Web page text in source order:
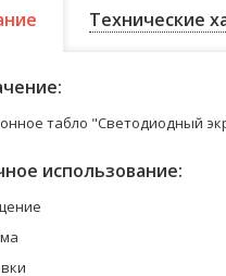
Технические
табло "Светодиодный
использование: